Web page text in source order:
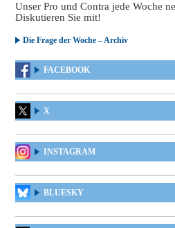
Unser Pro und Contra jede Woche
Diskutieren Sie mit!
Die Frage der Woche – Archiv
FACEBOOK
X
INSTAGRAM
BLUESKY